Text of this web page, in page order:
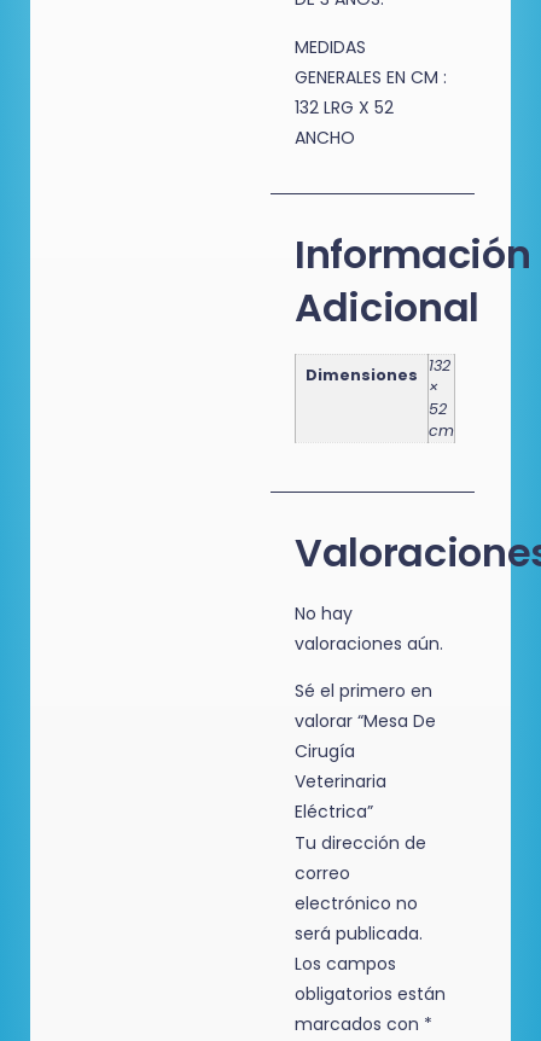
MEDIDAS
GENERALES EN CM :
132 LRG X 52
ANCHO
Información
Adicional
Dimensiones
132
×
52
cm
No hay
valoraciones aún.
Sé el primero en
valorar “Mesa De
Cirugía
Veterinaria
Eléctrica”
Tu dirección de
correo
electrónico no
será publicada.
Los campos
obligatorios están
marcados con *